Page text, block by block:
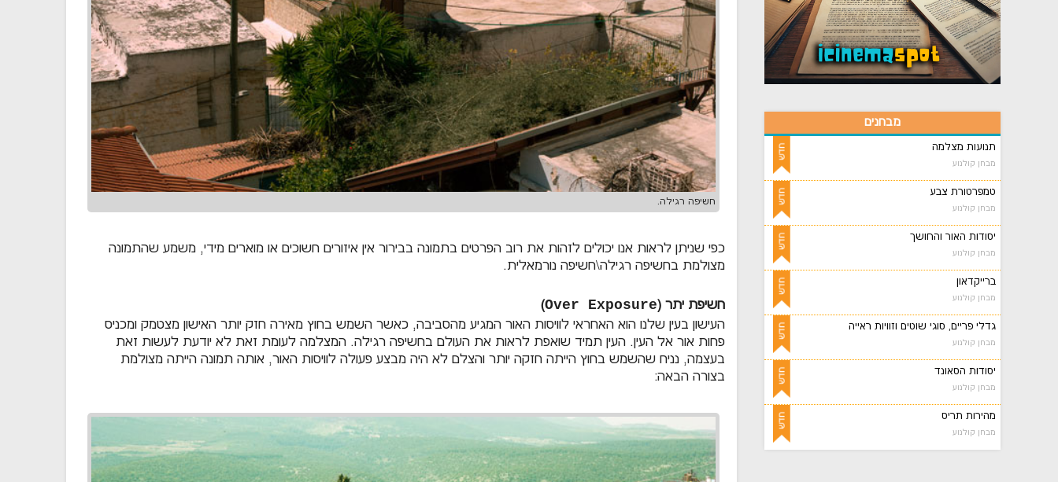
מבחנים
תנועות מצלמה
מבחן קולנוע
טמפרטורת צבע
מבחן קולנוע
יסודות האור והחושך
מבחן קולנוע
ברייקדאון
מבחן קולנוע
גדלי פריים, סוגי שוטים וזוויות ראייה
מבחן קולנוע
יסודות הסאונד
מבחן קולנוע
מהירות תריס
מבחן קולנוע
חשיפה רגילה.
כפי שניתן לראות אנו יכולים לזהות את רוב הפרטים בתמונה בבירור אין איזורים חשוכים או מוארים מידי, משמע שהתמונה
מצולמת בחשיפה רגילה\חשיפה נורמאלית.
חשיפת יתר (Over Exposure
)
העישון בעין שלנו הוא האחראי לוויסות האור המגיע מהסביבה, כאשר השמש בחוץ מאירה חזק יותר האישון מצטמק ומכניס
פחות אור אל העין. העין תמיד שואפת לראות את העולם בחשיפה רגילה. המצלמה לעומת זאת לא יודעת לעשות זאת
בעצמה, נניח שהשמש בחוץ הייתה חזקה יותר והצלם לא היה מבצע פעולה לוויסות האור, אותה תמונה הייתה מצולמת
בצורה הבאה: